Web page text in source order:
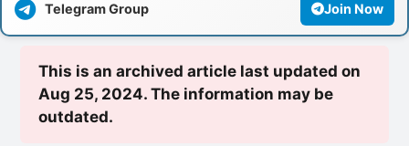
Telegram Group Join Now
This is an archived article last updated on
Aug 25, 2024. The information may be
outdated.